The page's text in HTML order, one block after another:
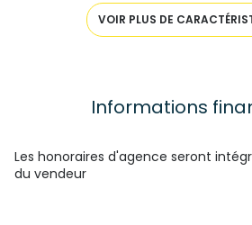
3 chambre(s)
cuisine américaine (équipée)
Chauffage individuel : chaudière
VOIR PLUS DE
Informations
Les honoraires d'agence seront
du vendeur